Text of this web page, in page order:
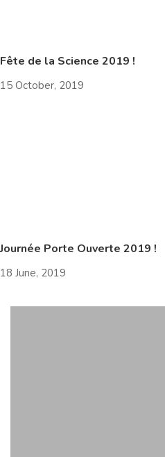
Fête de la Science 2019 !
15 October, 2019
Journée Porte Ouverte 2019 !
18 June, 2019